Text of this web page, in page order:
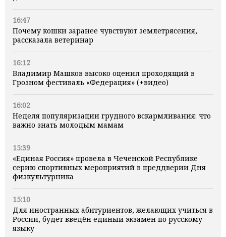
16:47
Почему кошки заранее чувствуют землетрясения,
рассказала ветеринар
16:12
Владимир Машков высоко оценил проходящий в
Грозном фестиваль «Федерация» (+видео)
16:02
Неделя популяризации грудного вскармливания: что
важно знать молодым мамам
15:39
«Единая Россия» провела в Чеченской Республике
серию спортивных мероприятий в преддверии Дня
физкультурника
15:10
Для иностранных абитуриентов, желающих учиться в
России, будет введён единый экзамен по русскому
языку